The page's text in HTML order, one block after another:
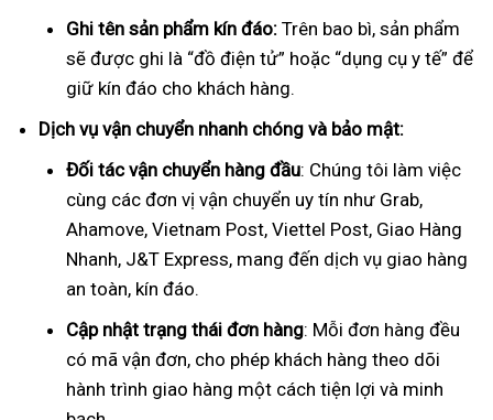
Ghi tên sản phẩm kín đáo: Trên bao bì, sản phẩm
sẽ được ghi là “đồ điện tử” hoặc “dụng cụ y tế” để
giữ kín đáo cho khách hàng.
Dịch vụ vận chuyển nhanh chóng và bảo mật:
Đối tác vận chuyển hàng đầu: Chúng tôi làm việc
cùng các đơn vị vận chuyển uy tín như Grab,
Ahamove, Vietnam Post, Viettel Post, Giao Hàng
Nhanh, J&T Express, mang đến dịch vụ giao hàng
an toàn, kín đáo.
Cập nhật trạng thái đơn hàng: Mỗi đơn hàng đều
có mã vận đơn, cho phép khách hàng theo dõi
hành trình giao hàng một cách tiện lợi và minh